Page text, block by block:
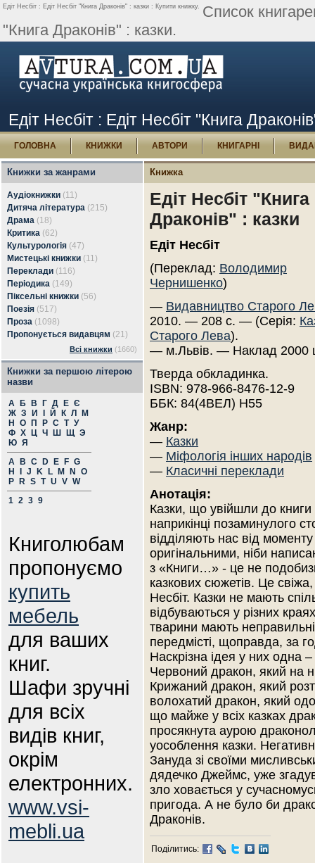
Едіт Несбіт : Едіт Несбіт "Книга Драконів" : казки : Купити книжку. Список
"Книга Драконів" : казки.
Едіт Несбіт : Едіт Несбіт "Книга
ГОЛОВНА КНИЖКИ АВТОРИ КНИГАРНІ
Книжки за жанрами
Аудіокнижки (11)
Дитяча література (215)
Драма (18)
Критика (62)
Культурологія (47)
Мистецькі книжки (11)
Переклади (116)
Періодика (149)
Піксельні книжки (56)
Поезія (517)
Проза (1098)
Пропонується видавцям (21)
Всі книжки (1660)
Книжки за першою літерою
назви
А Б В Г Д Е Є
Ж З И Й К Л
М
Н
О П Р С Т У
Ф Х Ц Ч Ш Щ Э
Ю Я
A
B C D E F G
H
J K L M N
O
P
R S T U V W
1 2 3 9
Книголюбам
пропонуємо
купить
мебель
для ваших
книг.
Шафи зручні
для всіх
видів книг,
окрім
електронних.
www.vsi-
mebli.ua
Книжка
Едіт Несбіт "Книга
Драконів" : казки
Едіт Несбіт
(Переклад: Володимир
Чернишенко)
— Видавництво Старого
2010. — 208 с. — (Серія:
Старого Лева).
— м.Львів. — Наклад 2000
Тверда обкладинка.
ISBN: 978-966-8476-12-9
ББК: 84(4ВЕЛ) Н55
Жанр:
— Казки
— Міфологія інших народів
— Класичні переклади
Анотація:
Казки, що увійшли до книги
наприкінці позаминулого
відділяють нас від
оригінальними, ніби
з «Книги…» - це не
казкових сюжетів. Це свіжа,
Несбіт. Казки не мають
відбуваються у різних
тварини мають
передмісті, щоправда, за
Наскрізна ідея у них одна
Червоний дракон, який на
Крижаний дракон, який
волохатий дракон, який
що майже у всіх казках
просякнута аурою
уособлення казки.
Зануда зі своїми
дядечко Джеймс, уже
зло ховається у
пригода. А не було би
Драконів.
Поділитись: